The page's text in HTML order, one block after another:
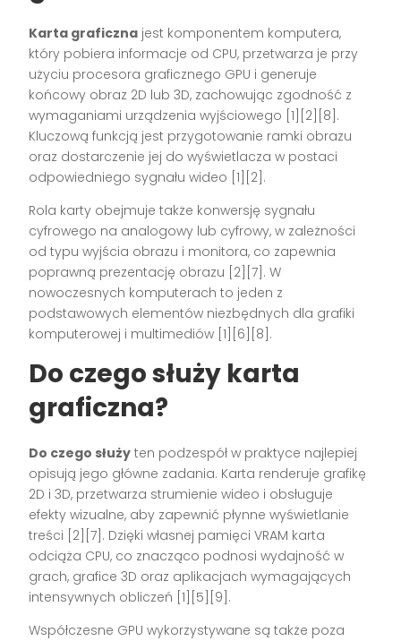
Karta graficzna jest komponentem komputera,
który pobiera informacje od CPU, przetwarza je przy
użyciu procesora graficznego GPU i generuje
końcowy obraz 2D lub 3D, zachowując zgodność z
wymaganiami urządzenia wyjściowego [1][2][8].
Kluczową funkcją jest przygotowanie ramki obrazu
oraz dostarczenie jej do wyświetlacza w postaci
odpowiedniego sygnału wideo [1][2].
Rola karty obejmuje także konwersję sygnału
cyfrowego na analogowy lub cyfrowy, w zależności
od typu wyjścia obrazu i monitora, co zapewnia
poprawną prezentację obrazu [2][7]. W
nowoczesnych komputerach to jeden z
podstawowych elementów niezbędnych dla grafiki
komputerowej i multimediów [1][6][8].
Do czego służy karta
graficzna?
Do czego służy ten podzespół w praktyce najlepiej
opisują jego główne zadania. Karta renderuje grafikę
2D i 3D, przetwarza strumienie wideo i obsługuje
efekty wizualne, aby zapewnić płynne wyświetlanie
treści [2][7]. Dzięki własnej pamięci VRAM karta
odciąża CPU, co znacząco podnosi wydajność w
grach, grafice 3D oraz aplikacjach wymagających
intensywnych obliczeń [1][5][9].
Współczesne GPU wykorzystywane są także poza